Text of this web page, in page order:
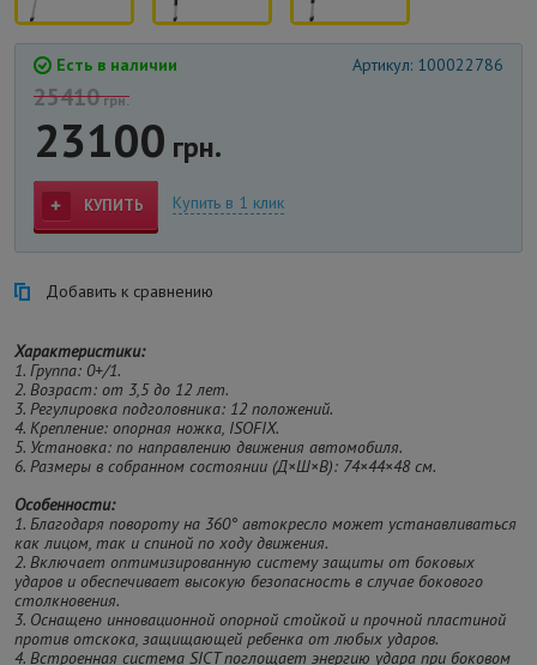
Есть в наличии Артикул: 100022786
25410грн.
23100 грн.
КУПИТЬ Купить в 1 клик
Добавить к сравнению
Характеристики:
1. Группа: 0+/1.
2. Возраст: от 3,5 до 12 лет.
3. Регулировка подголовника: 12 положений.
4. Крепление: опорная ножка, ISOFIX.
5. Установка: по направлению движения автомобиля.
6. Размеры в собранном состоянии (Д×Ш×В): 74×44×48 см.
Особенности:
1. Благодаря повороту на 360° автокресло может устанавливаться
как лицом, так и спиной по ходу движения.
2. Включает оптимизированную систему защиты от боковых
ударов и обеспечивает высокую безопасность в случае бокового
столкновения.
3. Оснащено инновационной опорной стойкой и прочной пластиной
против отскока, защищающей ребенка от любых ударов.
4. Встроенная система SICT поглощает энергию удара при боковом